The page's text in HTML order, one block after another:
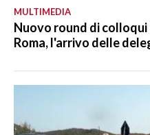
MULTIMEDIA
Nuovo round di colloqui
Roma, l'arrivo delle